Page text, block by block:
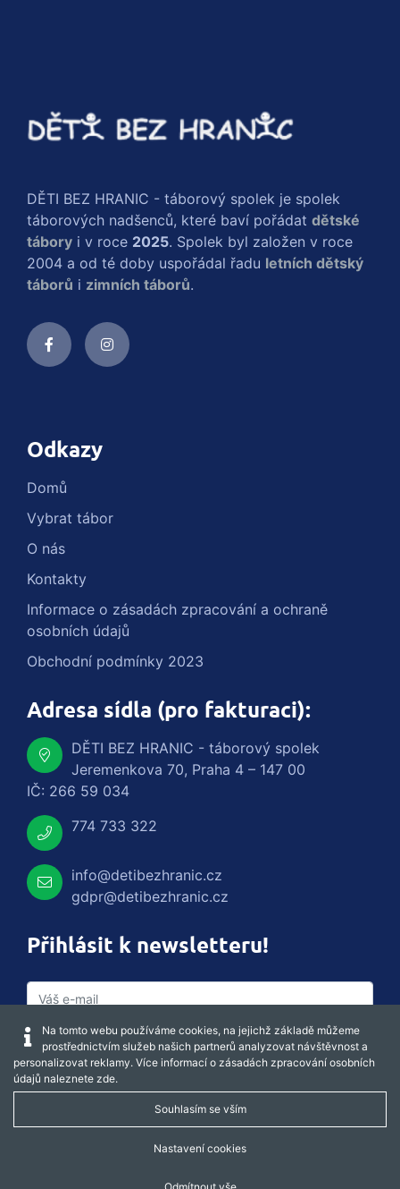
DĚTI BEZ HRANIC - táborový spolek je spolek
táborových nadšenců, které baví pořádat dětské
tábory i v roce 2025. Spolek byl založen v roce
2004 a od té doby uspořádal řadu letních dětský
táborů i zimních táborů.
Odkazy
Domů
Vybrat tábor
O nás
Kontakty
Informace o zásadách zpracování a ochraně
osobních údajů
Obchodní podmínky 2023
Adresa sídla (pro fakturaci):
DĚTI BEZ HRANIC - táborový spolek
Jeremenkova 70, Praha 4 – 147 00
IČ: 266 59 034
774 733 322
info@detibezhranic.cz
gdpr@detibezhranic.cz
Přihlásit k newsletteru!
Captcha obnovit
Na tomto webu používáme cookies, na jejichž základě můžeme
prostřednictvím služeb našich partnerů analyzovat návštěvnost a
personalizovat reklamy. Více informací o zásadách zpracování osobních
údajů naleznete zde.
Souhlasím se vším
Nastavení cookies